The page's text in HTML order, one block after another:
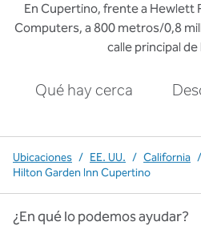
En Cupertino, frente a Hewlett
Computers, a 800 metros/0,8
calle principal de
Qué hay cerca
Ubicaciones / EE. UU. / California /
Hilton Garden Inn Cupertino
¿En qué lo podemos ayudar?